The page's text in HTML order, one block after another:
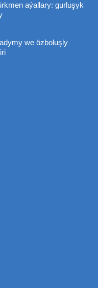
aýallary: gurluşyk
we özboluşly